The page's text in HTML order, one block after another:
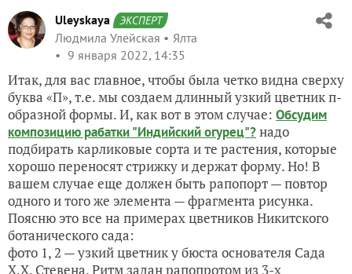
Uleyskaya ЭКСПЕРТ
Людмила Улейская
Ялта
9 января 2022, 14:35
Итак, для вас главное, чтобы была четко видна сверху
буква «П», т.е. мы создаем длинный узкий цветник п-
образной формы. И, как вот в этом случае: Обсудим
композицию рабатки "Индийский огурец"?надо
подбирать карликовые сорта и те растения, которые
хорошо переносят стрижку и держат форму. Но! В
вашем случае еще должен быть рапопорт — повтор
одного и того же элемента — фрагмента рисунка.
Поясню это все на примерах цветников Никитского
ботанического сада:
фото 1, 2 — узкий цветник у бюста основателя Сада
Х.Х. Стевена. Ритм задан рапопротом из 3-х